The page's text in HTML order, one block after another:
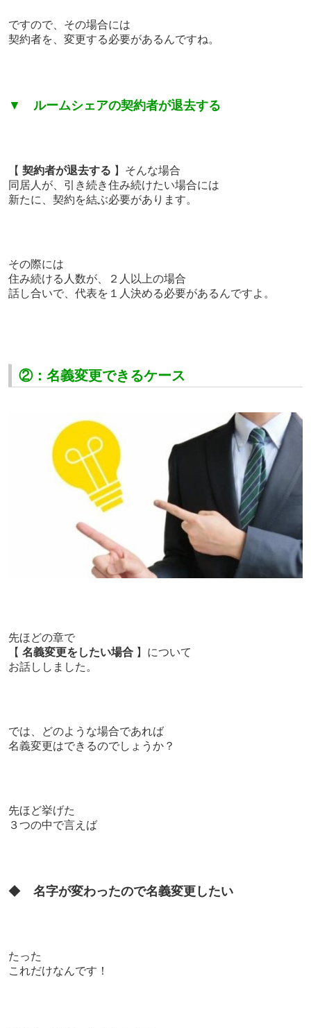
ですので、 その場合には
契約者を、変更する必要があるんですね。
▼ ルームシェアの契約者が退去する
【 契約者が退去する 】そんな場合
同居人が、引き続き住み続けたい場合には
新たに、契約を結ぶ必要があります。
その際には
住み続ける人数が、２人以上の場合
話し合いで、代表を１人決める必要があるんですよ。
②：名義変更できるケース
先ほどの章で
【 名義変更をしたい場合】について
お話ししました。
では、どのような場合であれば
名義変更はできるのでしょうか？
先ほど挙げた
３つの中で言えば
◆ 名字が変わったので名義変更したい
たった
これだけなんです！